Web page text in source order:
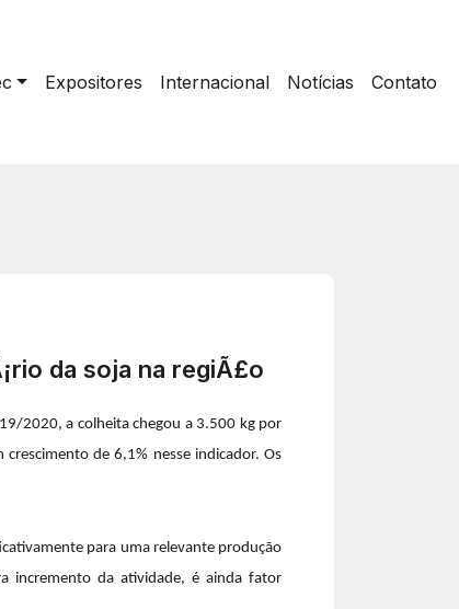
Expositores Internacional Notícias Contato
da soja na regiÃ£o
2020, a colheita chegou a 3.500 kg por
de 6,1% nesse indicador. Os
para uma relevante produção
incremento da atividade, é ainda fator